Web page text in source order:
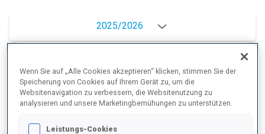
2025/2026
PERFORMANCE
Wenn Sie auf „Alle Cookies akzeptieren“ klicken, stimmen Sie der
Speicherung von Cookies auf Ihrem Gerät zu, um die
Websitenavigation zu verbessern, die Websitenutzung zu
analysieren und unsere Marketingbemühungen zu unterstützen.
Leistungs-Cookies